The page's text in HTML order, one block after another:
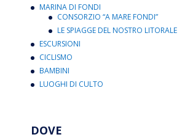
MARINA DI FONDI
CONSORZIO “A MARE FONDI”
LE SPIAGGE DEL NOSTRO LITORALE
ESCURSIONI
CICLISMO
BAMBINI
LUOGHI DI CULTO
DOVE